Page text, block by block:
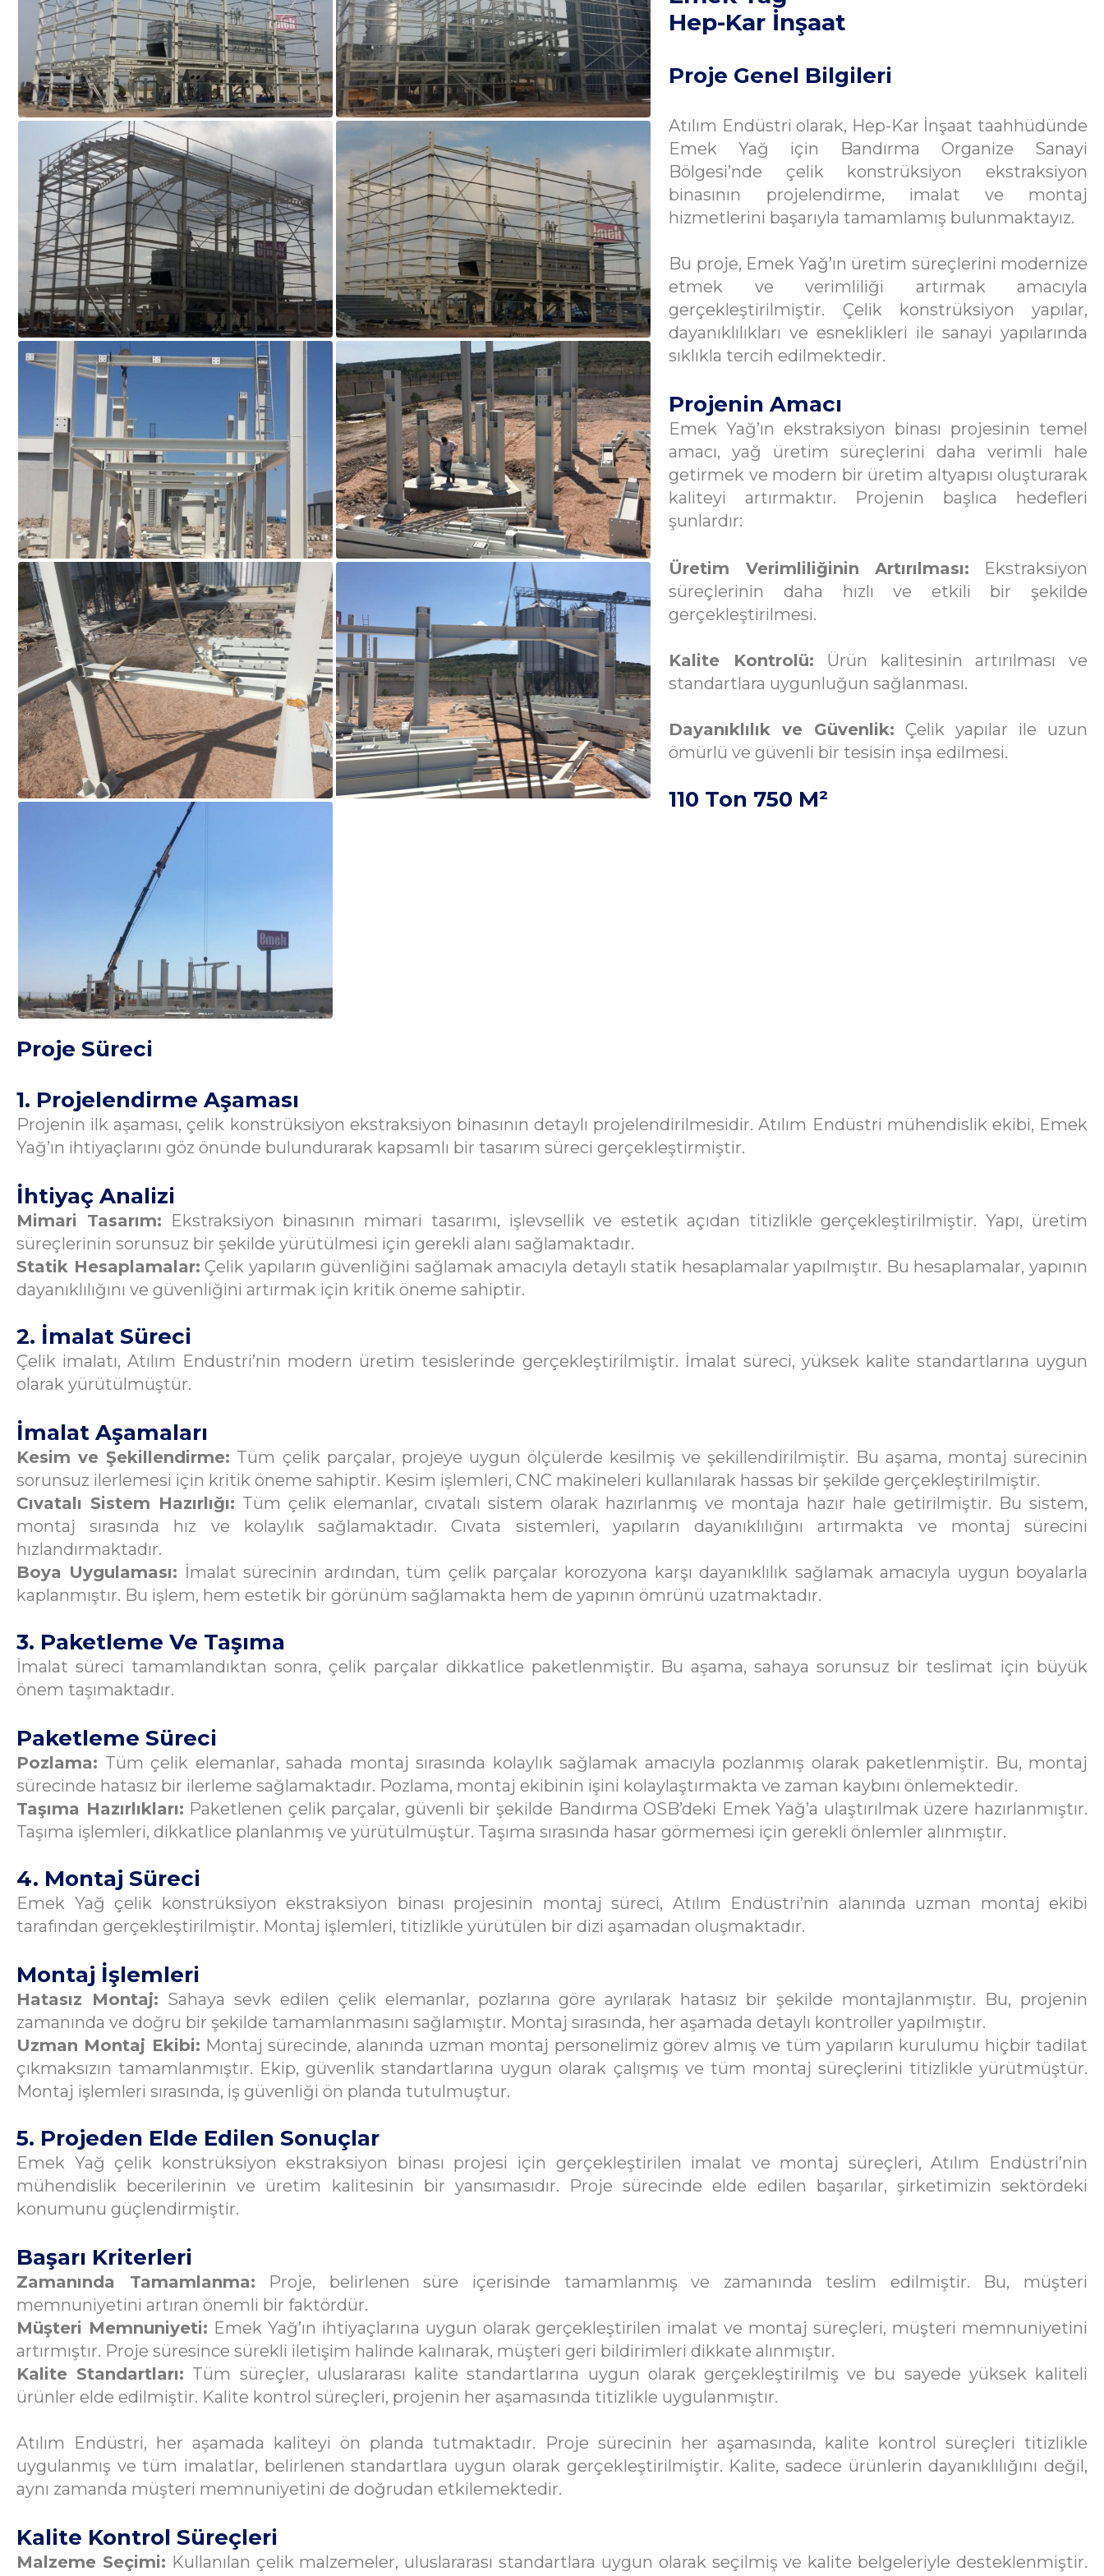
Hep-Kar İnşaat
Proje Genel Bilgileri
Atılım Endüstri olarak, Hep-Kar İnşaat taahhüdünde
Emek Yağ için Bandırma Organize Sanayi
Bölgesi’nde çelik konstrüksiyon ekstraksiyon
binasının projelendirme, imalat ve montaj
hizmetlerini başarıyla tamamlamış bulunmaktayız.
Bu proje, Emek Yağ’ın üretim süreçlerini modernize
etmek ve verimliliği artırmak amacıyla
gerçekleştirilmiştir. Çelik konstrüksiyon yapılar,
dayanıklılıkları ve esneklikleri ile sanayi yapılarında
sıklıkla tercih edilmektedir.
Projenin Amacı
Emek Yağ’ın ekstraksiyon binası projesinin temel
amacı, yağ üretim süreçlerini daha verimli hale
getirmek ve modern bir üretim altyapısı oluşturarak
kaliteyi artırmaktır. Projenin başlıca hedefleri
şunlardır:
Üretim Verimliliğinin Artırılması: Ekstraksiyon
süreçlerinin daha hızlı ve etkili bir şekilde
gerçekleştirilmesi.
Kalite Kontrolü: Ürün kalitesinin artırılması ve
standartlara uygunluğun sağlanması.
Dayanıklılık ve Güvenlik: Çelik yapılar ile uzun
ömürlü ve güvenli bir tesisin inşa edilmesi.
110 Ton 750 M²
Proje Süreci
1. Projelendirme Aşaması
Projenin ilk aşaması, çelik konstrüksiyon ekstraksiyon binasının detaylı projelendirilmesidir. Atılım Endüstri mühendislik ekibi, Emek
Yağ’ın ihtiyaçlarını göz önünde bulundurarak kapsamlı bir tasarım süreci gerçekleştirmiştir.
İhtiyaç Analizi
Mimari Tasarım: Ekstraksiyon binasının mimari tasarımı, işlevsellik ve estetik açıdan titizlikle gerçekleştirilmiştir. Yapı, üretim
süreçlerinin sorunsuz bir şekilde yürütülmesi için gerekli alanı sağlamaktadır.
Statik Hesaplamalar: Çelik yapıların güvenliğini sağlamak amacıyla detaylı statik hesaplamalar yapılmıştır. Bu hesaplamalar, yapının
dayanıklılığını ve güvenliğini artırmak için kritik öneme sahiptir.
2. İmalat Süreci
Çelik imalatı, Atılım Endüstri’nin modern üretim tesislerinde gerçekleştirilmiştir. İmalat süreci, yüksek kalite standartlarına uygun
olarak yürütülmüştür.
İmalat Aşamaları
Kesim ve Şekillendirme: Tüm çelik parçalar, projeye uygun ölçülerde kesilmiş ve şekillendirilmiştir. Bu aşama, montaj sürecinin
sorunsuz ilerlemesi için kritik öneme sahiptir. Kesim işlemleri, CNC makineleri kullanılarak hassas bir şekilde gerçekleştirilmiştir.
Cıvatalı Sistem Hazırlığı: Tüm çelik elemanlar, cıvatalı sistem olarak hazırlanmış ve montaja hazır hale getirilmiştir. Bu sistem,
montaj sırasında hız ve kolaylık sağlamaktadır. Cıvata sistemleri, yapıların dayanıklılığını artırmakta ve montaj sürecini
hızlandırmaktadır.
Boya Uygulaması: İmalat sürecinin ardından, tüm çelik parçalar korozyona karşı dayanıklılık sağlamak amacıyla uygun boyalarla
kaplanmıştır. Bu işlem, hem estetik bir görünüm sağlamakta hem de yapının ömrünü uzatmaktadır.
3. Paketleme Ve Taşıma
İmalat süreci tamamlandıktan sonra, çelik parçalar dikkatlice paketlenmiştir. Bu aşama, sahaya sorunsuz bir teslimat için büyük
önem taşımaktadır.
Paketleme Süreci
Pozlama: Tüm çelik elemanlar, sahada montaj sırasında kolaylık sağlamak amacıyla pozlanmış olarak paketlenmiştir. Bu, montaj
sürecinde hatasız bir ilerleme sağlamaktadır. Pozlama, montaj ekibinin işini kolaylaştırmakta ve zaman kaybını önlemektedir.
Taşıma Hazırlıkları: Paketlenen çelik parçalar, güvenli bir şekilde Bandırma OSB’deki Emek Yağ’a ulaştırılmak üzere hazırlanmıştır.
Taşıma işlemleri, dikkatlice planlanmış ve yürütülmüştür. Taşıma sırasında hasar görmemesi için gerekli önlemler alınmıştır.
4. Montaj Süreci
Emek Yağ çelik konstrüksiyon ekstraksiyon binası projesinin montaj süreci, Atılım Endüstri’nin alanında uzman montaj ekibi
tarafından gerçekleştirilmiştir. Montaj işlemleri, titizlikle yürütülen bir dizi aşamadan oluşmaktadır.
Montaj İşlemleri
Hatasız Montaj: Sahaya sevk edilen çelik elemanlar, pozlarına göre ayrılarak hatasız bir şekilde montajlanmıştır. Bu, projenin
zamanında ve doğru bir şekilde tamamlanmasını sağlamıştır. Montaj sırasında, her aşamada detaylı kontroller yapılmıştır.
Uzman Montaj Ekibi: Montaj sürecinde, alanında uzman montaj personelimiz görev almış ve tüm yapıların kurulumu hiçbir tadilat
çıkmaksızın tamamlanmıştır. Ekip, güvenlik standartlarına uygun olarak çalışmış ve tüm montaj süreçlerini titizlikle yürütmüştür.
Montaj işlemleri sırasında, iş güvenliği ön planda tutulmuştur.
5. Projeden Elde Edilen Sonuçlar
Emek Yağ çelik konstrüksiyon ekstraksiyon binası projesi için gerçekleştirilen imalat ve montaj süreçleri, Atılım Endüstri’nin
mühendislik becerilerinin ve üretim kalitesinin bir yansımasıdır. Proje sürecinde elde edilen başarılar, şirketimizin sektördeki
konumunu güçlendirmiştir.
Başarı Kriterleri
Zamanında Tamamlanma: Proje, belirlenen süre içerisinde tamamlanmış ve zamanında teslim edilmiştir. Bu, müşteri
memnuniyetini artıran önemli bir faktördür.
Müşteri Memnuniyeti: Emek Yağ’ın ihtiyaçlarına uygun olarak gerçekleştirilen imalat ve montaj süreçleri, müşteri memnuniyetini
artırmıştır. Proje süresince sürekli iletişim halinde kalınarak, müşteri geri bildirimleri dikkate alınmıştır.
Kalite Standartları: Tüm süreçler, uluslararası kalite standartlarına uygun olarak gerçekleştirilmiş ve bu sayede yüksek kaliteli
ürünler elde edilmiştir. Kalite kontrol süreçleri, projenin her aşamasında titizlikle uygulanmıştır.
Atılım Endüstri, her aşamada kaliteyi ön planda tutmaktadır. Proje sürecinin her aşamasında, kalite kontrol süreçleri titizlikle
uygulanmış ve tüm imalatlar, belirlenen standartlara uygun olarak gerçekleştirilmiştir. Kalite, sadece ürünlerin dayanıklılığını değil,
aynı zamanda müşteri memnuniyetini de doğrudan etkilemektedir.
Kalite Kontrol Süreçleri
Malzeme Seçimi: Kullanılan çelik malzemeler, uluslararası standartlara uygun olarak seçilmiş ve kalite belgeleriyle desteklenmiştir.